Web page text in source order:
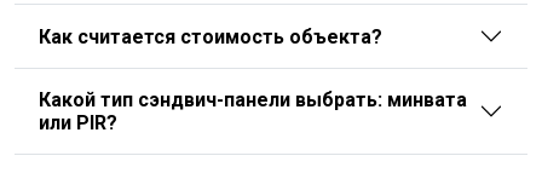
Как считается стоимость объекта?
Какой тип сэндвич-панели выбрать: минвата
или PIR?